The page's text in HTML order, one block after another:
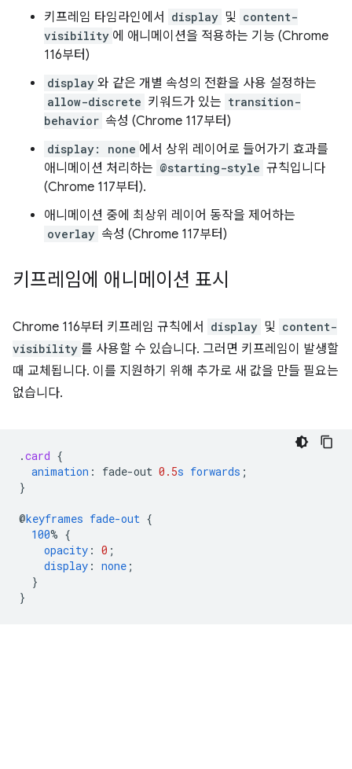
키프레임 타임라인에서 display 및 content-
visibility 에 애니메이션을 적용하는 기능 (Chrome
116부터)
display 와 같은 개별 속성의 전환을 사용 설정하는
allow-discrete 키워드가 있는 transition-
behavior 속성 (Chrome 117부터)
display: none 에서 상위 레이어로 들어가기 효과를
애니메이션 처리하는 @starting-style 규칙입니다
(Chrome 117부터).
애니메이션 중에 최상위 레이어 동작을 제어하는
overlay 속성 (Chrome 117부터)
키프레임에 애니메이션 표시
Chrome 116부터 키프레임 규칙에서 display 및 content-
visibility 를 사용할 수 있습니다. 그러면 키프레임이 발생할
때 교체됩니다. 이를 지원하기 위해 추가로 새 값을 만들 필요는
없습니다.
.card {
animation : fade-out 0.5s forwards ;
}
@keyframes fade-out {
100% {
opacity : 0 ;
display : none ;
}
}